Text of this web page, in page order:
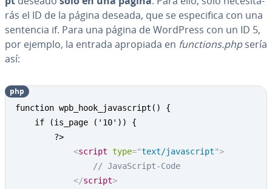
rás el ID de la página deseada, que se es­pe­ci­fi­ca con una
sentencia if. Para una página de WordPress con un ID 5,
por ejemplo, la entrada apropiada en functions.phpsería
así:
function wpb_hook_javascript() {
<script type="text/javascript">
// JavaScript-Code
</script>
php